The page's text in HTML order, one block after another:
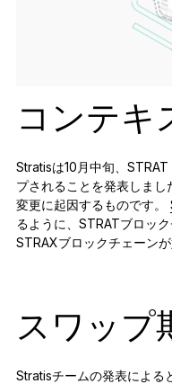
すべての商品を
コンテキ
Stratisは10月中旬、
プされることを発表しま
変更に起因するものです。
るように、STRATブロッ
STRAXブロックチェーンが
スワップ
Stratisチームの発表による